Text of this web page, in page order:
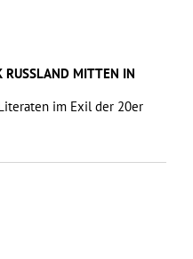
RUSSLAND MITTEN IN
im Exil der 20er